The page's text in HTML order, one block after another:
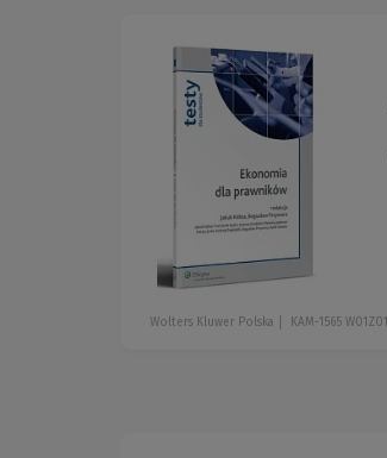
Wolters Kluwer Polska KAM-1565 W01Z01